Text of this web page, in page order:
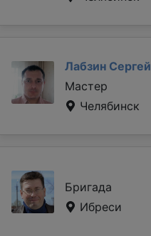
Лабзин Сергей
Мастер
Челябинск
Бригада
Ибреси